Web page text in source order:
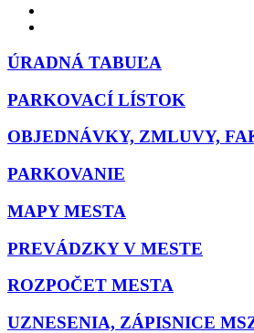
ÚRADNÁ TABUĽA
PARKOVACÍ LÍSTOK
OBJEDNÁVKY, ZMLUVY,
PARKOVANIE
MAPY MESTA
PREVÁDZKY V MESTE
ROZPOČET MESTA
UZNESENIA, ZÁPISNICE